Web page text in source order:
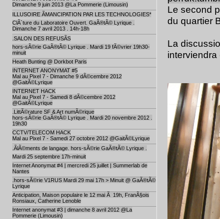
Dimanche 9 juin 2013 @La Pommerie (Limousin)
ILLUSOIRE ÃMANCIPATION PAR LES TECHNOLOGIES*
ClÃ´ture du Laboratoire Ouvert. GaÃ®tÃ© Lyrique .
Dimanche 7 avril 2013 . 14h-18h
.SALON DES REFUSÃS
hors-sÃ©rie GaÃ®tÃ© Lyrique . Mardi 19 fÃ©vrier 19h30-
minuit
Heath Bunting @ Dorkbot Paris
INTERNET ANONYMAT #5
Mal au Pixel 7 - Dimanche 9 dÃ©cembre 2012
@GaitÃ©Lyrique
INTERNET HACK
Mal au Pixel 7 - Samedi 8 dÃ©cembre 2012
@GaitÃ©Lyrique
.LittÃ©rature SF & Art numÃ©rique
hors-sÃ©rie GaÃ®tÃ© Lyrique . Mardi 20 novembre 2012 .
19h30
CCTV/TELECOM HACK
Mal au Pixel 7 - Samedi 27 octobre 2012 @GaitÃ©Lyrique
.ÃlÃ©ments de langage. hors-sÃ©rie GaÃ®tÃ© Lyrique .
Mardi 25 septembre 17h-minuit
Internet Anonymat #4 | mercredi 25 juillet | Summerlab de
Nantes
.hors-sÃ©rie V1RUS Mardi 29 mai 17h > Minuit @ GaÃ®tÃ©
Lyrique
Anticipation, Maison populaire le 12 mai Ã 19h, FranÃ§ois
Ronsiaux, Catherine Lenoble
Internet anonymat #3 | dimanche 8 avril 2012 @La
Pommerie (Limousin)
Le second
du quartier
La